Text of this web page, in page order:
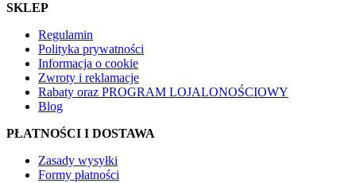
SKLEP
Regulamin
Polityka prywatności
Informacja o cookie
Zwroty i reklamacje
Rabaty oraz PROGRAM LOJALONOŚCIOWY
Blog
PŁATNOŚCI I DOSTAWA
Zasady wysyłki
Formy płatności